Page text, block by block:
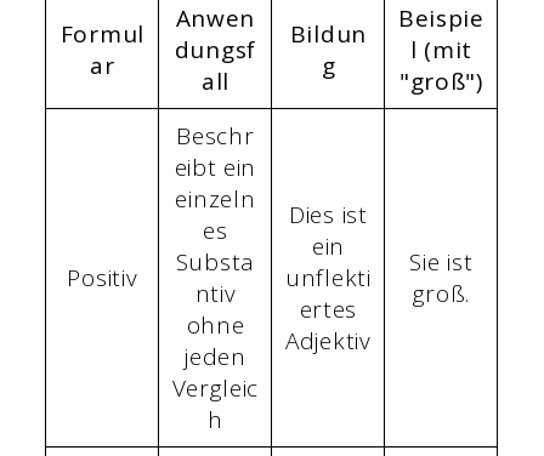
Formul
ar
Anwen
dungsf
all
Bildun
g
Beispie
l (mit
"groß")
Positiv
Beschr
eibt ein
einzeln
es
Substa
ntiv
ohne
jeden
Vergleic
h
Dies ist
ein
unflekti
ertes
Adjektiv
Sie ist
groß.